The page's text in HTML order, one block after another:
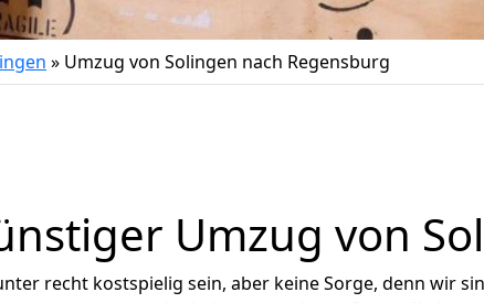
» Umzug von Solingen nach Regensburg
Umzug von
recht kostspielig sein, aber keine Sorge, denn wir